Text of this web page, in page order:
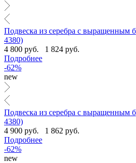
Подвеска из серебра с выращенным
4380)
4 800 руб.
1 824 руб.
Подробнее
-62%
new
Подвеска из серебра с выращенным
4380)
4 900 руб.
1 862 руб.
Подробнее
-62%
new